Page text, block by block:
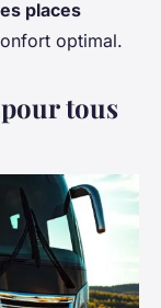
places
optimal.
tous